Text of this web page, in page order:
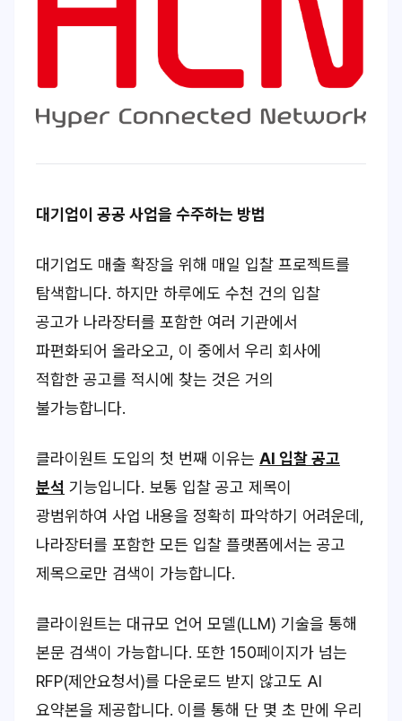
대기업이 공공 사업을 수주하는 방법
대기업도 매출 확장을 위해 매일 입찰 프로젝트를
탐색합니다. 하지만 하루에도 수천 건의 입찰
공고가 나라장터를 포함한 여러 기관에서
파편화되어 올라오고, 이 중에서 우리 회사에
적합한 공고를 적시에 찾는 것은 거의
불가능합니다.
클라이원트 도입의 첫 번째 이유는 AI 입찰 공고
분석 기능입니다. 보통 입찰 공고 제목이
광범위하여 사업 내용을 정확히 파악하기 어려운데,
나라장터를 포함한 모든 입찰 플랫폼에서는 공고
제목으로만 검색이 가능합니다.
클라이원트는 대규모 언어 모델(LLM) 기술을 통해
본문 검색이 가능합니다. 또한 150페이지가 넘는
RFP(제안요청서)를 다운로드 받지 않고도 AI
요약본을 제공합니다. 이를 통해 단 몇 초 만에 우리